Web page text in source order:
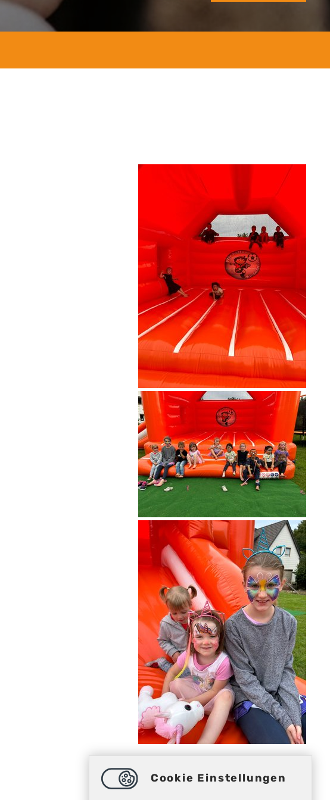
Cookie Einstellungen